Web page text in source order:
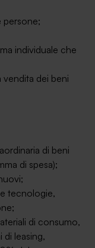
persone;
individuale che
vendita dei beni
di beni
di spesa);
tecnologie,
di consumo,
leasing,